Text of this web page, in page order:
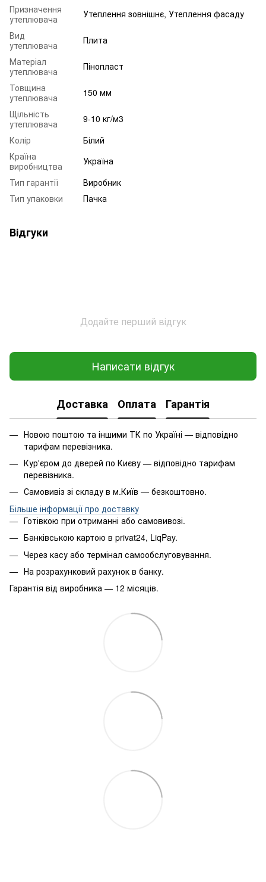
Призначення
утеплювача
Утеплення зовнішнє, Утеплення фасаду
Вид
утеплювача
Плита
Матеріал
утеплювача
Пінопласт
Товщина
утеплювача
150 мм
Щільність
утеплювача
9-10 кг/м3
Колір
Білий
Країна
виробництва
Україна
Тип гарантії
Виробник
Тип упаковки
Пачка
Відгуки
Додайте перший відгук
Написати відгук
Доставка Оплата Гарантія
Новою поштою та іншими ТК по Україні — відповідно
тарифам перевізника.
Кур'єром до дверей по Києву — відповідно тарифам
перевізника.
Самовивіз зі складу в м.Київ — безкоштовно.
Більше інформації про доставку
Готівкою при отриманні або самовивозі.
Банківською картою в privat24, LiqPay.
Через касу або термінал самообслуговування.
На розрахунковий рахунок в банку.
Гарантія від виробника — 12 місяців.